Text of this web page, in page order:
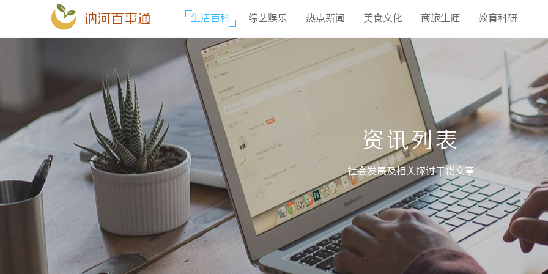
讷河百事通 生活百科 综艺娱乐 热点新闻 美食文化 商旅生涯 教育科研
资讯列表
社会发展及相关探讨干货文章